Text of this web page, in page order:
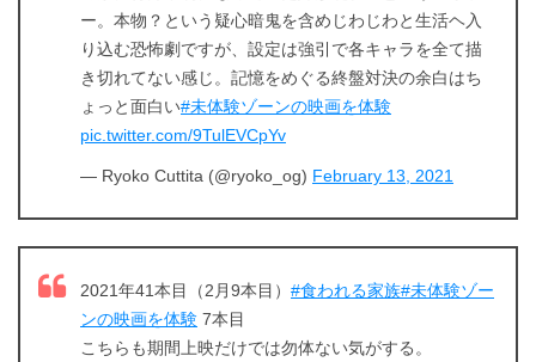
ー。本物？という疑心暗鬼を含めじわじわと生活ヘ入
り込む恐怖劇ですが、設定は強引で各キャラを全て描
き切れてない感じ。記憶をめぐる終盤対決の余白はち
ょっと面白い#未体験ゾーンの映画を体験
pic.twitter.com/9TulEVCpYv
— Ryoko Cuttita (@ryoko_og) February 13, 2021
2021年41本目（2月9本目） #食われる家族#未体験ゾー
ンの映画を体験 7本目
こちらも期間上映だけでは勿体ない気がする。